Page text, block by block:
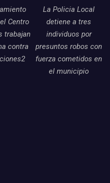
Centro
trabajan
contra
La Policia Local
detiene a tres
individuos por
presuntos robos con
fuerza cometidos en
el municipio